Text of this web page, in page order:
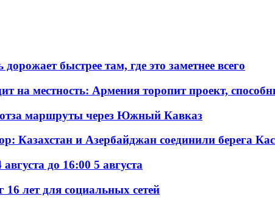
быстрее там, где это заметнее всего
на местность: Армения торопит проект,
маршруты через Южный Кавказ
Казахстан и Азербайджан соединили берега
до 16:00 5 августа
16 лет для социальных сетей